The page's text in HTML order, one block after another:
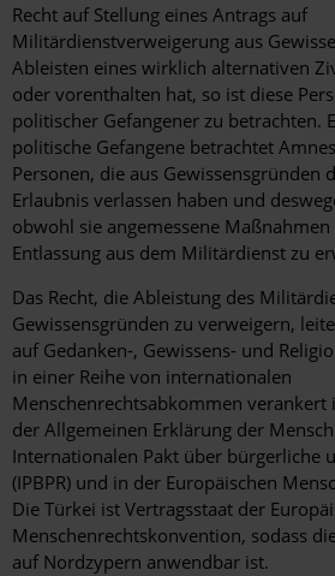
Recht auf Stellung eines Antrags auf
Militärdienstverweigerung aus
Ableisten eines wirklich alternativen
oder vorenthalten hat, so ist diese
politischer Gefangener zu betrachten.
politische Gefangene betrachtet
Personen, die aus Gewissensgründen
Erlaubnis verlassen haben und
obwohl sie angemessene
Entlassung aus dem Militärdienst zu
Das Recht, die Ableistung des
Gewissensgründen zu verweigern,
auf Gedanken-, Gewissens- und
in einer Reihe von internationalen
Menschenrechtsabkommen verankert
der Allgemeinen Erklärung der
Internationalen Pakt über bürgerliche
(IPBPR) und in der Europäischen
Die Türkei ist Vertragsstaat der
Menschenrechtskonvention, sodass
auf Nordzypern anwendbar ist.